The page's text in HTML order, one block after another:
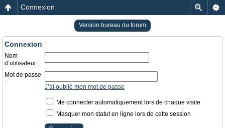
Connexion
Version bureau du forum
Connexion
Nom
d’utilisateur :
Mot de passe
:
J’ai oublié mon mot de passe
Me connecter automatiquement lors de chaque visite
Masquer mon statut en ligne lors de cette session